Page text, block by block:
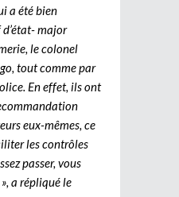
a été bien
major
le colonel
tout comme par
En effet, ils ont
eux-mêmes, ce
les contrôles
passer, vous
a répliqué le